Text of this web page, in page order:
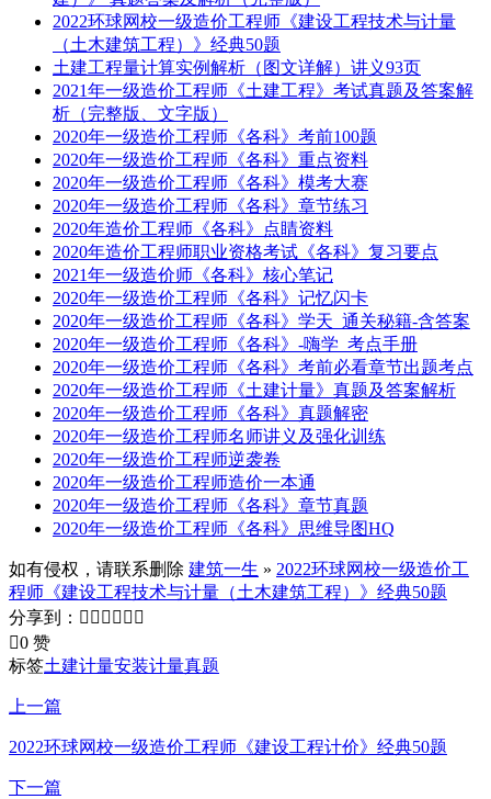
2022环球网校一级造价工程师《建设工程技术与计量
（土木建筑工程）》经典50题
土建工程量计算实例解析（图文详解）讲义93页
2021年一级造价工程师《土建工程》考试真题及答案解
析（完整版、文字版）
2020年一级造价工程师《各科》考前100题
2020年一级造价工程师《各科》重点资料
2020年一级造价工程师《各科》模考大赛
2020年一级造价工程师《各科》章节练习
2020年造价工程师《各科》点睛资料
2020年造价工程师职业资格考试《各科》复习要点
2021年一级造价师《各科》核心笔记
2020年一级造价工程师《各科》记忆闪卡
2020年一级造价工程师《各科》学天_通关秘籍-含答案
2020年一级造价工程师《各科》-嗨学_考点手册
2020年一级造价工程师《各科》考前必看章节出题考点
2020年一级造价工程师《土建计量》真题及答案解析
2020年一级造价工程师《各科》真题解密
2020年一级造价工程师名师讲义及强化训练
2020年一级造价工程师逆袭卷
2020年一级造价工程师造价一本通
2020年一级造价工程师《各科》章节真题
2020年一级造价工程师《各科》思维导图HQ
如有侵权，请联系删除 建筑一生 » 2022环球网校一级造价工
程师《建设工程技术与计量（土木建筑工程）》经典50题
分享到：      
0 赞
标签土建计量安装计量真题
上一篇
2022环球网校一级造价工程师《建设工程计价》经典50题
下一篇